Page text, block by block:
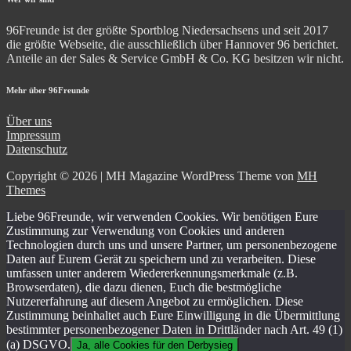
96Freunde ist der größte Sportblog Niedersachsens und seit 2017
die größte Webseite, die ausschließlich über Hannover 96 berichtet.
Anteile an der Sales & Service GmbH & Co. KG besitzen wir nicht.
Mehr über 96Freunde
Über uns
Impressum
Datenschutz
Copyright © 2026 | MH Magazine WordPress Theme von MH
Themes
Liebe 96Freunde, wir verwenden Cookies. Wir benötigen Eure
Zustimmung zur Verwendung von Cookies und anderen
Technologien durch uns und unsere Partner, um personenbezogene
Daten auf Eurem Gerät zu speichern und zu verarbeiten. Diese
umfassen unter anderem Wiedererkennungsmerkmale (z.B.
Browserdaten), die dazu dienen, Euch die bestmögliche
Nutzererfahrung auf diesem Angebot zu ermöglichen. Diese
Zustimmung beinhaltet auch Eure Einwilligung in die Übermittlung
bestimmter personenbezogener Daten in Drittländer nach Art. 49 (1)
(a) DSGVO. Ja, alle Cookies für den Derbysieg